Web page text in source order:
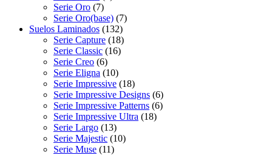
Serie Oro (7)
Serie Oro(base) (7)
Suelos Laminados (132)
Serie Capture (18)
Serie Classic (16)
Serie Creo (6)
Serie Eligna (10)
Serie Impressive (18)
Serie Impressive Designs (6)
Serie Impressive Patterns (6)
Serie Impressive Ultra (18)
Serie Largo (13)
Serie Majestic (10)
Serie Muse (11)